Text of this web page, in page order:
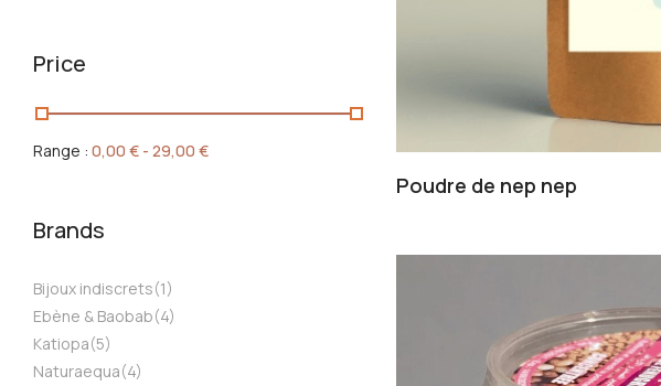
Price
Range : 0,00 € - 29,00 €
Brands
Bijoux indiscrets(1)
Ebène & Baobab(4)
Katiopa(5)
Naturaequa(4)
Poudre de nep nep